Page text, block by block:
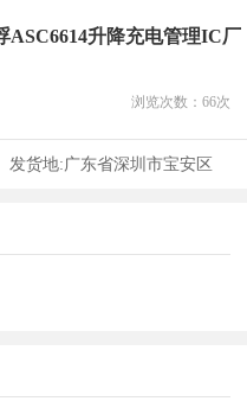
ASC6614升降充电管理IC厂
浏览次数： 66次
发货地:广东省深圳市宝安区